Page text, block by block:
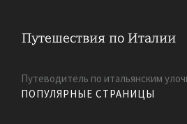
Путеводитель по итальянским
ПОПУЛЯРНЫЕ СТРАНИЦЫ